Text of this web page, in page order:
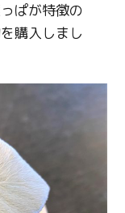
ぱが特徴の
購入しまし